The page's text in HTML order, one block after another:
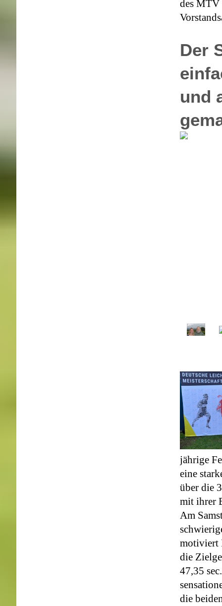
des MTV
Der
und
jährige
eine
über die
mit ihrer
Am
motiviert
die
47,35
die